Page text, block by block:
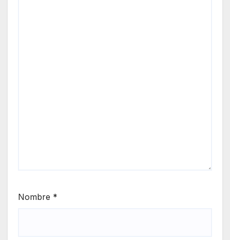
Nombre *